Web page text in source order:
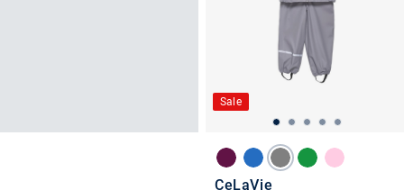
Sale
CeLaVie